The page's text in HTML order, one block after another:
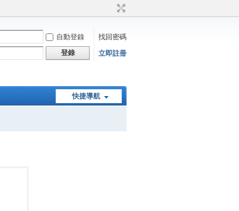
自動登錄
找回密碼
登錄 立即註冊
快捷導航